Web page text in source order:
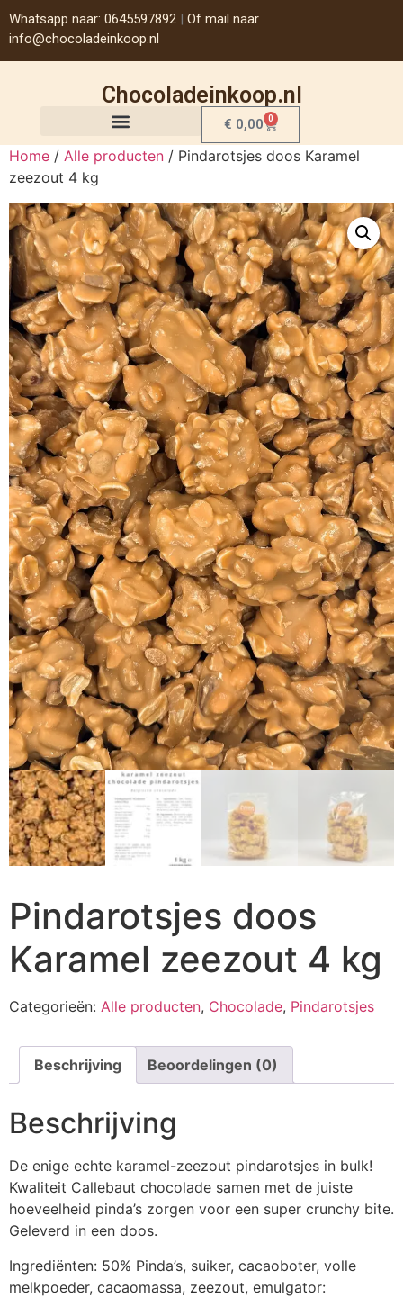
Whatsapp naar: 0645597892 | Of mail naar
info@chocoladeinkoop.nl
Chocoladeinkoop.nl
€ 0,00 0
Home / Alle producten / Pindarotsjes doos Karamel
zeezout 4 kg
Pindarotsjes doos
Karamel zeezout 4 kg
Categorieën: Alle producten, Chocolade, Pindarotsjes
Beschrijving Beoordelingen (0)
Beschrijving
De enige echte karamel-zeezout pindarotsjes in bulk!
Kwaliteit Callebaut chocolade samen met de juiste
hoeveelheid pinda’s zorgen voor een super crunchy bite.
Geleverd in een doos.
Ingrediënten: 50% Pinda’s, suiker, cacaoboter, volle
melkpoeder, cacaomassa, zeezout, emulgator: